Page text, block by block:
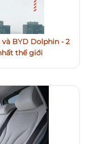
BYD Dolphin - 2
thế giới